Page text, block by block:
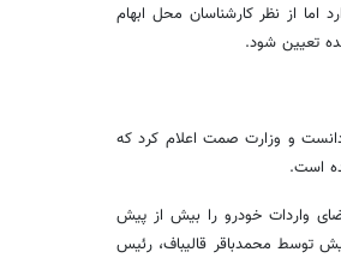
اما از نظر کارشناسان محل ابهام
تعیین شود.
و وزارت صمتاعلام کرد که
است.
واردات خودرو را بیش از پیش
توسط محمدباقر قالیباف، رئیس